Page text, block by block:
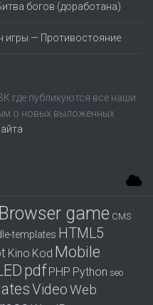
богов (доработана)
игры — Противостояние
где публикуются все наши
о новых выложенных
Browser game CMS
templates HTML5
Kino Kod Mobile
pdf PHP Python seo
VideoWeb